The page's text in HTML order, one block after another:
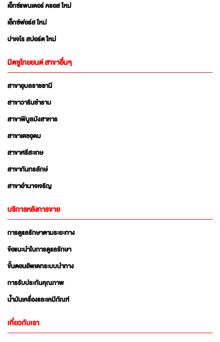
เอ็กซ์แพนเดอร์ ครอส ใหม่
เอ็กซ์ฟอร์ส ใหม่
ปาเจโร สปอร์ต ใหม่
มิตซูไทยยนต์ สาขาอื่นๆ
สาขาอุบลราชธานี
สาขาวารินชำราบ
สาขาพิบูลมังสาหาร
สาขาเดชอุดม
สาขาศรีสะเกษ
สาขากันทรลักษ์
สาขาอำนาจเจริญ
บริการหลังการขาย
การดูแลรักษาตามระยะทาง
ข้อแนะนำในการดูแลรักษา
ขั้นตอนอัพเดทระบบนำทาง
การรับประกันคุณภาพ
น้ำมันเครื่องและเคมีภัณฑ์
เกี่ยวกับเรา